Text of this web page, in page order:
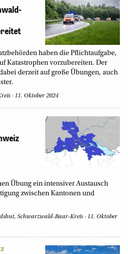
haben die Pflichtaufgabe,
Katastrophen vorzubereiten. Der
derzeit auf große Übungen, auch
11. Oktober 2024
Übung ein intensiver Austausch
zwischen Kantonen und
Schwarzwald-Baar-Kreis
11. Oktober